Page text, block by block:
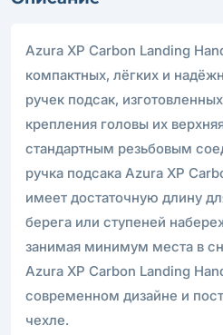
Azura XP Carbon Landing
компактных, лёгких и
ручек подсак,
крепления головы их
стандартным резьбовым
ручка подсака Azura XP
имеет достаточную длину
берега или ступеней
занимая минимум места в
Azura XP Carbon Landing
современном дизайне и
чехле.